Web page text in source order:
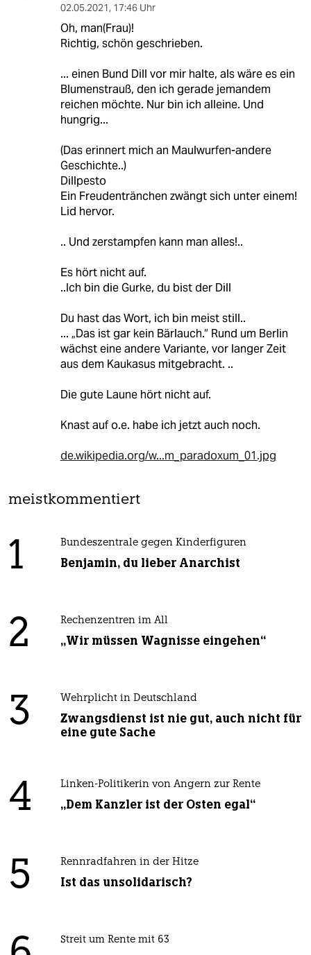
02.05.2021, 17:46 Uhr
Oh, man(Frau)!
Richtig, schön geschrieben.
... einen Bund Dill vor mir halte, als wäre es ein
Blumenstrauß, den ich gerade jemandem
reichen möchte. Nur bin ich alleine. Und
hungrig...
(Das erinnert mich an Maulwurfen-andere
Geschichte..)
Dillpesto
Ein Freudentränchen zwängt sich unter einem!
Lid hervor.
.. Und zerstampfen kann man alles!..
Es hört nicht auf.
..Ich bin die Gurke, du bist der Dill
Du hast das Wort, ich bin meist still..
... „Das ist gar kein Bärlauch.“ Rund um Berlin
wächst eine andere Variante, vor langer Zeit
aus dem Kaukasus mitgebracht. ..
Die gute Laune hört nicht auf.
Knast auf o.e. habe ich jetzt auch noch.
de.wikipedia.org/w...m_paradoxum_01.jpg
meistkommentiert
1 Bundeszentrale gegen Kinderfiguren
Benjamin, du lieber Anarchist
2 Rechenzentren im All
„Wir müssen Wagnisse eingehen“
3 Wehrplicht in Deutschland
Zwangsdienst ist nie gut, auch nicht für
eine gute Sache
4 Linken-Politikerin von Angern zur Rente
„Dem Kanzler ist der Osten egal“
5 Rennradfahren in der Hitze
Ist das unsolidarisch?
Streit um Rente mit 63